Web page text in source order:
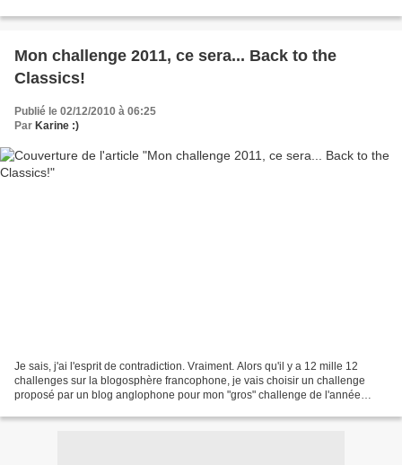
Mon challenge 2011, ce sera... Back to the
Classics!
Publié le 02/12/2010 à 06:25
Par Karine :)
Je sais, j'ai l'esprit de contradiction. Vraiment. Alors qu'il y a 12 mille 12
challenges sur la blogosphère francophone, je vais choisir un challenge
proposé par un blog anglophone pour mon "gros" challenge de l'année